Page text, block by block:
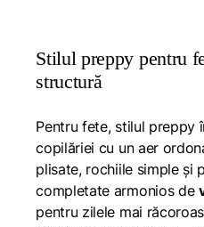
Stilul preppy pentru
structură
Pentru fete, stilul preppy
copilăriei cu un aer
plisate, rochiile simple și
completate armonios de
pentru zilele mai